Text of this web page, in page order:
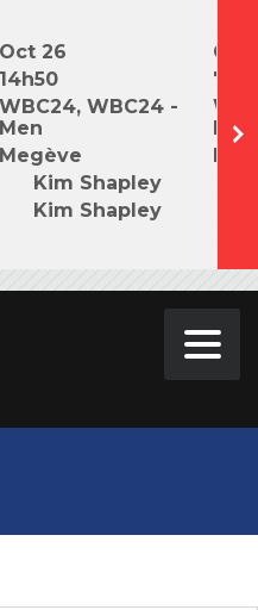
Oct 26
14h50
WBC24, WBC24 -
Men
Megève
Kim Shapley
Kim Shapley
Oct